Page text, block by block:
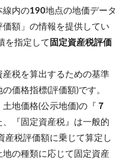
線内の190地点の地価データ
額」の情報を提供してい
を指定して 固定資産税評価
産税を算出するための基準
価格指標(評価額)です。
土地価格(公示地価)の『 ７
『固定資産税』は一般的
産税評価額に乗じて算定し
の種類に応じて固定資産